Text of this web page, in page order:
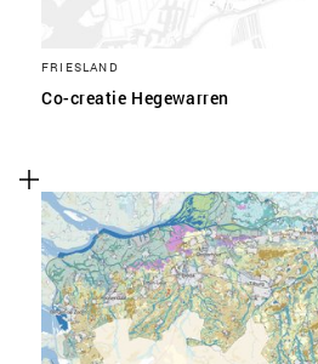
FRIESLAND
Co-creatie Hegewarren